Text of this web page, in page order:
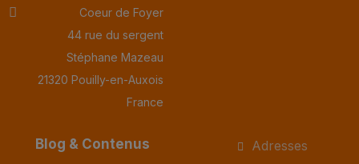
Coeur de Foyer
44 rue du sergent
Stéphane Mazeau
21320 Pouilly-en-Auxois
France
Blog & Contenus
Adresses